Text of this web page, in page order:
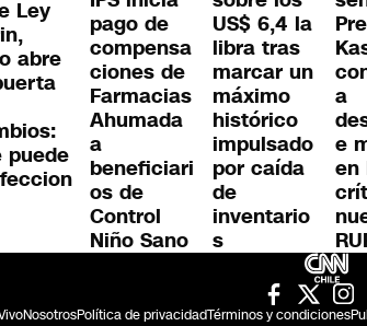
Ley
abre
puede
pago de
compensa
ciones de
Farmacias
Ahumada
a
beneficiari
os de
Control
Niño Sano
US$ 6,4 la
libra tras
marcar un
máximo
histórico
impulsado
por caída
de
inventario
s
a
e
en
NosotrosPolítica de privacidadTérminos y condiciones